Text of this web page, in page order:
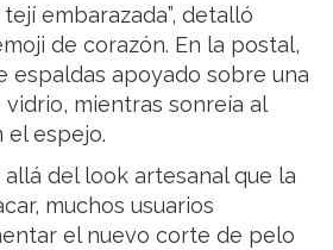
embarazada”, detalló
de corazón. En la postal,
espaldas apoyado sobre una
mientras sonreía al
el espejo.
del look artesanal que la
muchos usuarios
el nuevo corte de pelo